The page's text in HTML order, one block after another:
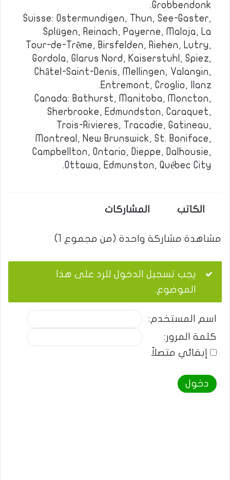
Grobbendonk.
Suisse: Ostermundigen, Thun, See-Gaster,
Splügen, Reinach, Payerne, Maloja, La
Tour-de-Trême, Birsfelden, Riehen, Lutry,
Gordola, Glarus Nord, Kaiserstuhl, Spiez,
Châtel-Saint-Denis, Mellingen, Valangin,
Entremont, Croglio, Ilanz.
Canada: Bathurst, Manitoba, Moncton,
Sherbrooke, Edmundston, Caraquet,
Trois-Rivieres, Tracadie, Gatineau,
Montreal, New Brunswick, St. Boniface,
Campbellton, Ontario, Dieppe, Dalhousie,
Ottawa, Edmunston, Québec City.
الكاتب المشاركات
مشاهدة مشاركة واحدة (من مجموع 1)
يجب تسجيل الدخول للرد على هذا
الموضوع.
اسم المستخدم:
كلمة المرور:
إبقائي متصلاً
دخول